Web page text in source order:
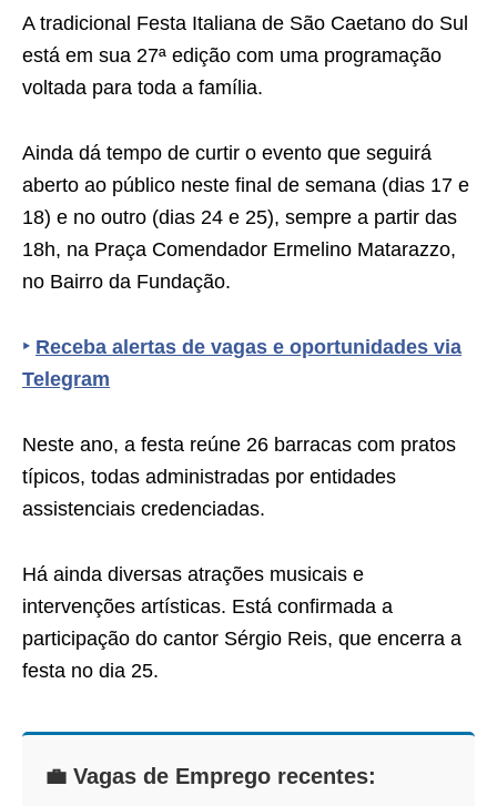
A tradicional Festa Italiana de São Caetano do Sul
está em sua 27ª edição com uma programação
voltada para toda a família.
Ainda dá tempo de curtir o evento que seguirá
aberto ao público neste final de semana (dias 17 e
18) e no outro (dias 24 e 25), sempre a partir das
18h, na Praça Comendador Ermelino Matarazzo,
no Bairro da Fundação.
‣ Receba alertas de vagas e oportunidades via
Telegram
Neste ano, a festa reúne 26 barracas com pratos
típicos, todas administradas por entidades
assistenciais credenciadas.
Há ainda diversas atrações musicais e
intervenções artísticas. Está confirmada a
participação do cantor Sérgio Reis, que encerra a
festa no dia 25.
💼 Vagas de Emprego recentes: